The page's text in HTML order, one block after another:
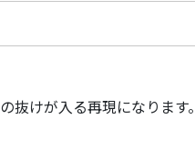
けが入る再現になります。